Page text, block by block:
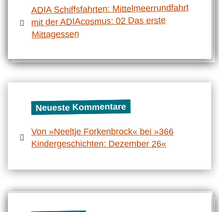
ADIA Schiffsfahrten: Mittelmeerrundfahrt
mit der ADIAcosmus: 02 Das erste
Mittagessen
Neueste Kommentare
Von »Neeltje Forkenbrock« bei »366
Kindergeschichten: Dezember 26«